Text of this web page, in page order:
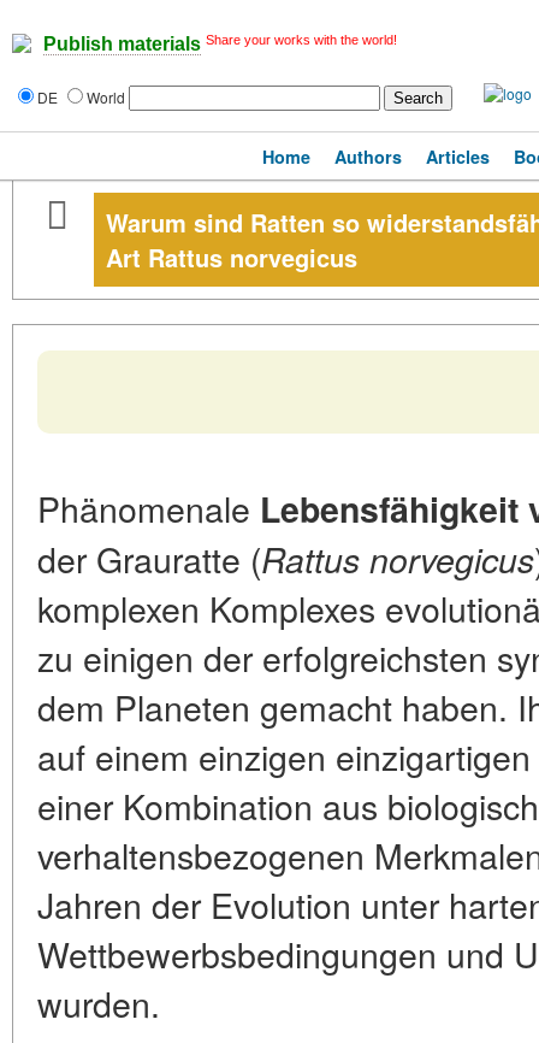
Publish materials Share your works with the world!
DE World
Home Authors Articles
Warum sind Ratten so
Art Rattus norvegicus
Phänomenale Lebensfähigkeit
der Grauratte (Rattus norvegicus
komplexen Komplexes
zu einigen der erfolgreichsten
dem Planeten gemacht haben.
auf einem einzigen
einer Kombination aus
verhaltensbezogenen
Jahren der Evolution unter
Wettbewerbsbedingungen und
wurden.